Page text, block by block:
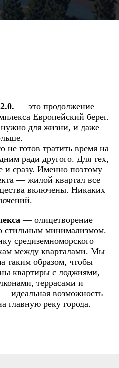
— это продолжение
Европейский берег.
для жизни, и даже
не готов тратить время на
ради другого. Для тех,
и сразу. Именно поэтому
— жилой квартал все
включены. Никаких
— олицетворение
стильным минимализмом.
средиземноморского
между кварталами. Мы
таким образом, чтобы
квартиры с лоджиями,
террасами и
идеальная возможность
главную реку города.